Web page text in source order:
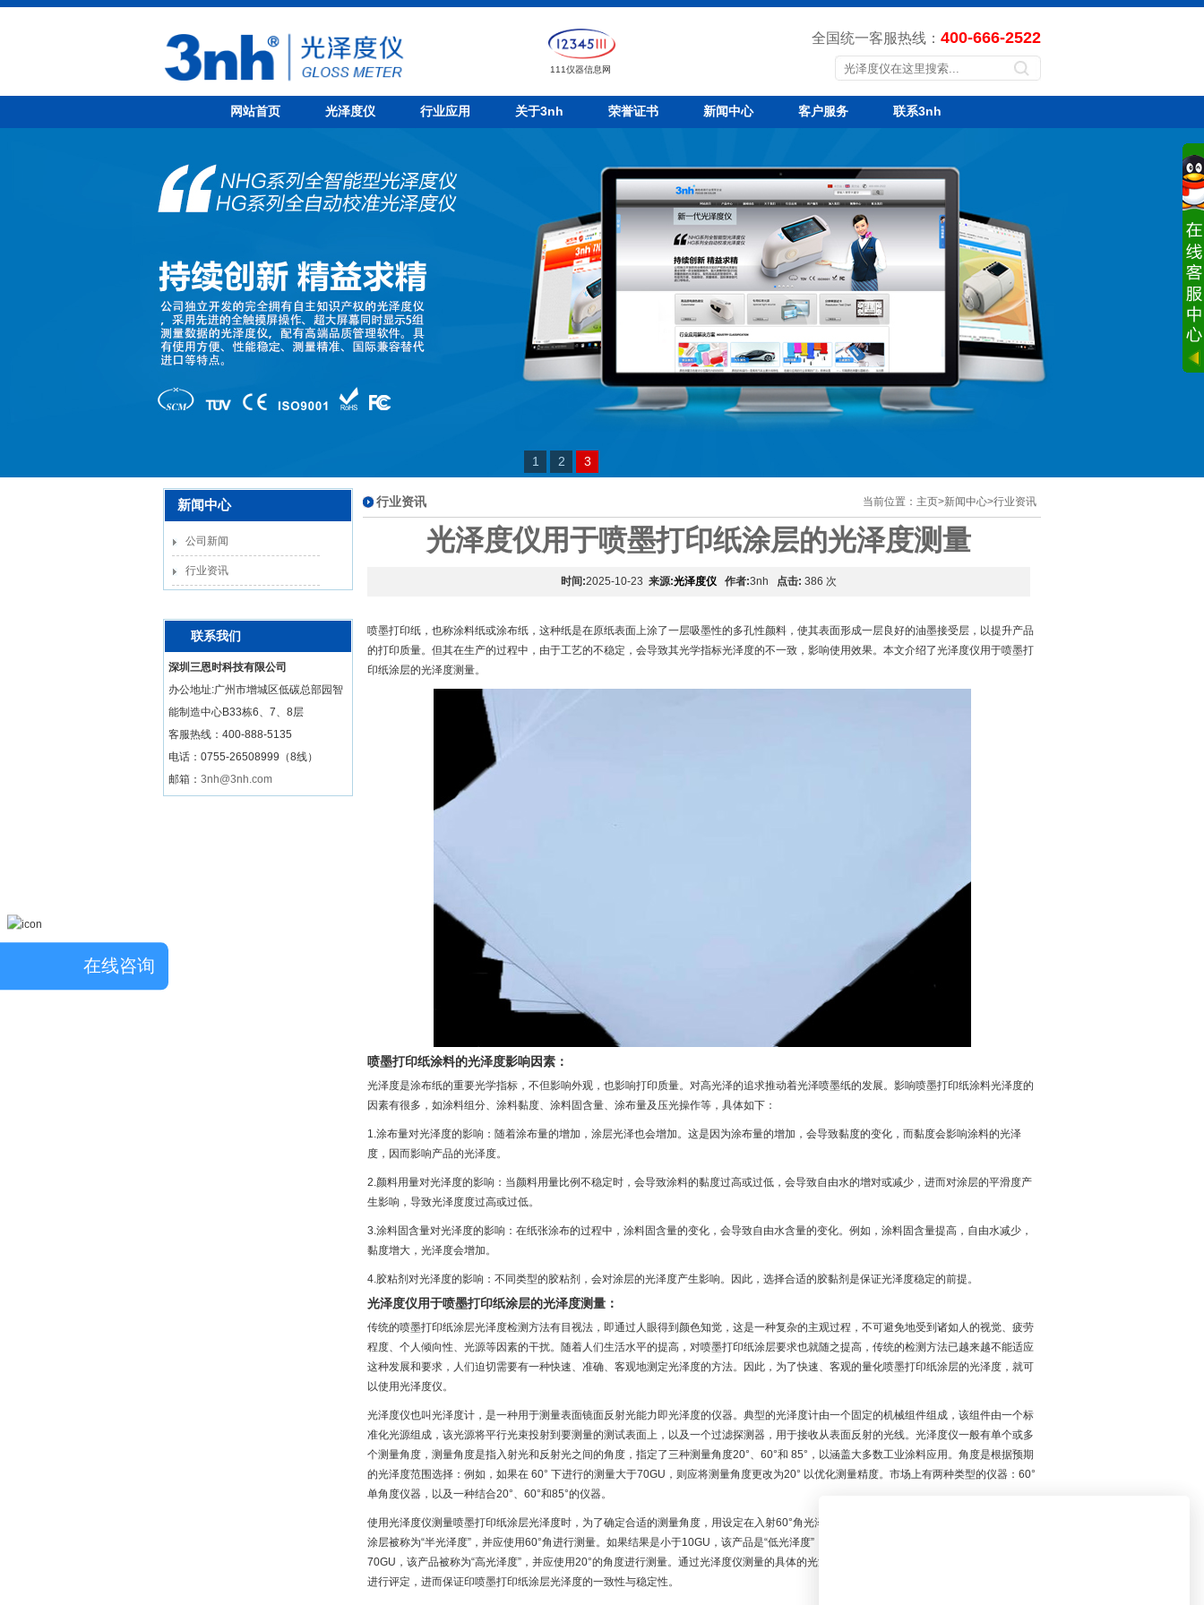
111仪器信息网
全国统一客服热线： 400-666-2522
网站首页 光泽度仪 行业应用 关于3nh 荣誉证书 新闻中心 客户服务 联系3nh
1 2 3
新闻中心
公司新闻
行业资讯
联系我们
深圳三恩时科技有限公司
办公地址:广州市增城区低碳总部园智
能制造中心B33栋6、7、8层
客服热线： 400-888-5135
电话：0755-26508999（8线）
邮箱： 3nh@3nh.com
行业资讯 当前位置： 主页>新闻中心>行业资讯
光泽度仪用于喷墨打印纸涂层的光泽度测量
时间:2025-10-23 来源:光泽度仪 作者:3nh 点击: 386 次
喷墨打印纸，也称涂料纸或涂布纸，这种纸是在原纸表面上涂了一层吸墨性的多孔性颜料，使其表面形成一层良好的油墨接受层，以提升产品
的打印质量。但其在生产的过程中，由于工艺的不稳定，会导致其光学指标光泽度的不一致，影响使用效果。本文介绍了光泽度仪用于喷墨打
印纸涂层的光泽度测量。
喷墨打印纸涂料的光泽度影响因素：
光泽度是涂布纸的重要光学指标，不但影响外观，也影响打印质量。对高光泽的追求推动着光泽喷墨纸的发展。影响喷墨打印纸涂料光泽度的
因素有很多，如涂料组分、涂料黏度、涂料固含量、涂布量及压光操作等，具体如下：
1.涂布量对光泽度的影响：随着涂布量的增加，涂层光泽也会增加。这是因为涂布量的增加，会导致黏度的变化，而黏度会影响涂料的光泽
度，因而影响产品的光泽度。
2.颜料用量对光泽度的影响：当颜料用量比例不稳定时，会导致涂料的黏度过高或过低，会导致自由水的增对或减少，进而对涂层的平滑度产
生影响，导致光泽度度过高或过低。
3.涂料固含量对光泽度的影响：在纸张涂布的过程中，涂料固含量的变化，会导致自由水含量的变化。例如，涂料固含量提高，自由水减少，
黏度增大，光泽度会增加。
4.胶粘剂对光泽度的影响：不同类型的胶粘剂，会对涂层的光泽度产生影响。因此，选择合适的胶黏剂是保证光泽度稳定的前提。
光泽度仪用于喷墨打印纸涂层的光泽度测量：
传统的喷墨打印纸涂层光泽度检测方法有目视法，即通过人眼得到颜色知觉，这是一种复杂的主观过程，不可避免地受到诸如人的视觉、疲劳
程度、个人倾向性、光源等因素的干扰。随着人们生活水平的提高，对喷墨打印纸涂层要求也就随之提高，传统的检测方法已越来越不能适应
这种发展和要求，人们迫切需要有一种快速、准确、客观地测定光泽度的方法。因此，为了快速、客观的量化喷墨打印纸涂层的光泽度，就可
以使用光泽度仪。
光泽度仪也叫光泽度计，是一种用于测量表面镜面反射光能力即光泽度的仪器。典型的光泽度计由一个固定的机械组件组成，该组件由一个标
准化光源组成，该光源将平行光束投射到要测量的测试表面上，以及一个过滤探测器，用于接收从表面反射的光线。光泽度仪一般有单个或多
个测量角度，测量角度是指入射光和反射光之间的角度，指定了三种测量角度20°、60°和 85°，以涵盖大多数工业涂料应用。角度是根据预期
的光泽度范围选择：例如，如果在 60° 下进行的测量大于70GU，则应将测量角度更改为20° 以优化测量精度。市场上有两种类型的仪器：60°
单角度仪器，以及一种结合20°、60°和85°的仪器。
使用光泽度仪测量喷墨打印纸涂层光泽度时，为了确定合适的测量角度，用设定在入射60°角光泽度仪开始测量。如果结果是在10-70GU，该
涂层被称为“半光泽度”，并应使用60°角进行测量。如果结果是小于10GU，该产品是“低光泽度”，并应使用85°的角度进行测量。如果大于
70GU，该产品被称为“高光泽度”，并应使用20°的角度进行测量。通过光泽度仪测量的具体的光泽度数值，就可以对喷墨打印纸涂层的光泽度
进行评定，进而保证印喷墨打印纸涂层光泽度的一致性与稳定性。
在线咨询